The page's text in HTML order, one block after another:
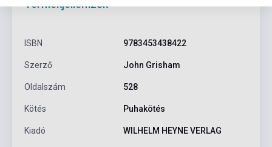
Termékjellemzők
ISBN 9783453438422
Szerző John Grisham
Oldalszám 528
Kötés Puhakötés
Kiadó WILHELM HEYNE VERLAG